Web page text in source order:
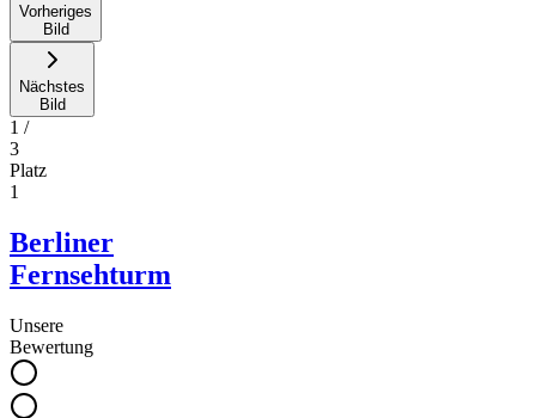
Vorheriges
Bild
Nächstes
Bild
1 /
3
Platz
1
Berliner
Fernsehturm
Unsere
Bewertung